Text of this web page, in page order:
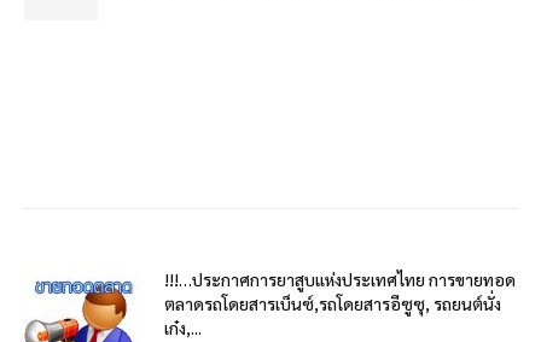
!!!…ประกาศการยาสูบแห่งประเทศไทย การขายทอด
ตลาดรถโดยสารเบ็นซ์,รถโดยสารอีซูซุ, รถยนต์นั่ง
เก๋ง,...